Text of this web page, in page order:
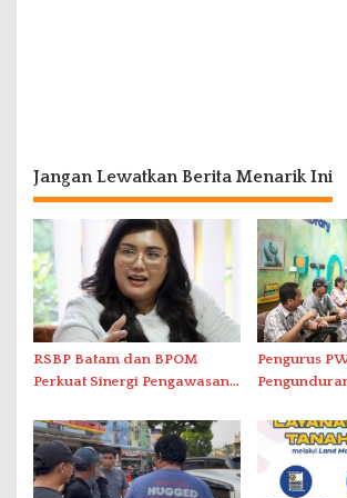
Jangan Lewatkan Berita Menarik Ini
RSBP Batam dan BPOM
Perkuat Sinergi Pengawasan
Pelayanan Kefarmasian
Pengurus